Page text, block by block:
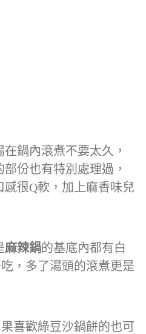
在鍋內滾煮不要太久，
部份也有特別處理過，
很Q軟，加上麻香味兒
麻辣鍋的基底內都有白
，多了湯頭的滾煮更是
喜歡綠豆沙鍋餅的也可